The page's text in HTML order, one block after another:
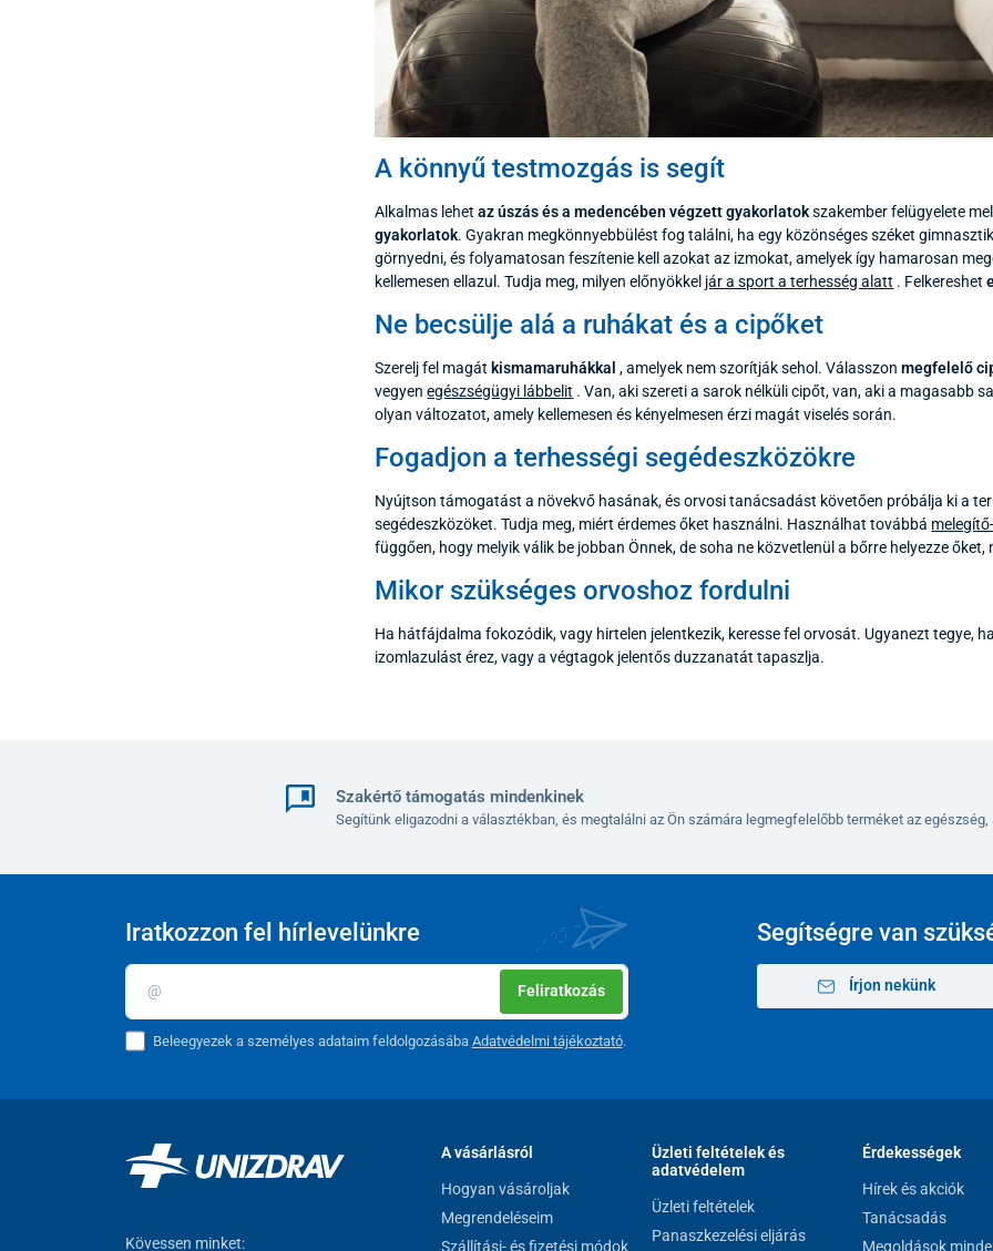
A könnyű testmozgás is segít
Alkalmas lehetaz úszás és a medencében végzett gyakorlatokszakember felügyelete
gyakorlatok. Gyakran megkönnyebbülést fog találni, ha egy közönséges széket
görnyedni, és folyamatosan feszítenie kell azokat az izmokat, amelyek így hamarosan
kellemesen ellazul. Tudja meg, milyen előnyökkel jár a sport a terhesség alatt . Felkereshet
Ne becsülje alá a ruhákat és a cipőket
Szerelj fel magát kismamaruhákkal , amelyek nem szorítják sehol. Válasszonmegfelelő
vegyenegészségügyi lábbelit . Van, aki szereti a sarok nélküli cipőt, van, aki a magasabb
olyan változatot, amely kellemesen és kényelmesen érzi magát viselés során.
Fogadjon a terhességi segédeszközökre
Nyújtson támogatást a növekvő hasának, és orvosi tanácsadást követően próbálja ki a
segédeszközöket. Tudja meg, miért érdemes őket használni. Használhat továbbá
függően, hogy melyik válik be jobban Önnek, de soha ne közvetlenül a bőrre helyezze
Mikor szükséges orvoshoz fordulni
Ha hátfájdalma fokozódik, vagy hirtelen jelentkezik, keresse fel orvosát. Ugyanezt tegye,
izomlazulást érez, vagy a végtagok jelentős duzzanatát tapaszlja.
Szakértő támogatás mindenkinek
Segítünk eligazodni a választékban, és megtalálni az Ön számára legmegfelelőbb terméket az
Segítségre van
Írjon nekünk
Iratkozzon fel hírlevelünkre
Feliratkozás
Beleegyezek a személyes adataim feldolgozásába Adatvédelmi tájékoztató.
Kövessen minket:
A vásárlásról
Hogyan vásároljak
Megrendeléseim
Szállítási- és fizetési módok
Üzleti feltételek és
adatvédelem
Üzleti feltételek
Panaszkezelési eljárás
Érdekességek
Hírek és akciók
Tanácsadás
Megoldások